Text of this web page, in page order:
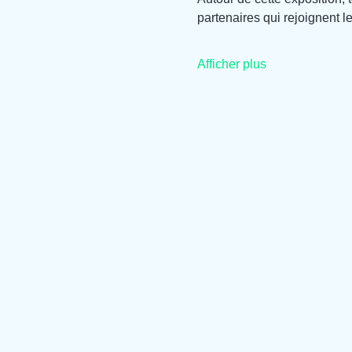
partenaires qui rejoignent
Afficher plus